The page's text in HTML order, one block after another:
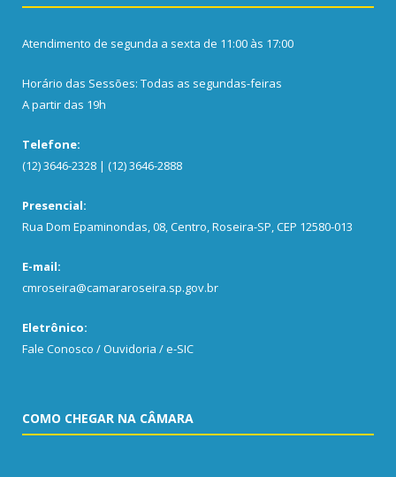
Atendimento de segunda a sexta de 11:00 às 17:00
Horário das Sessões: Todas as segundas-feiras
A partir das 19h
Telefone:
(12) 3646-2328 | (12) 3646-2888
Presencial:
Rua Dom Epaminondas, 08, Centro, Roseira-SP, CEP 12580-013
E-mail:
cmroseira@camararoseira.sp.gov.br
Eletrônico:
Fale Conosco / Ouvidoria / e-SIC
COMO CHEGAR NA CÂMARA